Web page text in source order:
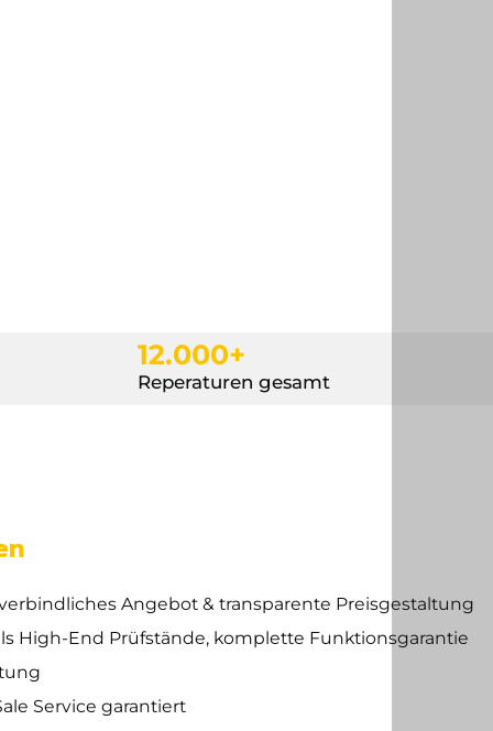
12.000+
Reperaturen gesamt
Angebot & transparente Preisgestaltung
High-End Prüfstände, komplette Funktionsgarantie
Service garantiert